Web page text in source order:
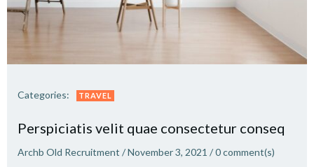
Categories: TRAVEL
Perspiciatis velit quae consectetur conseq
Archb Old Recruitment /November 3, 2021 /0comment(s)